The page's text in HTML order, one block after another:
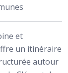
et
un itinéraire
autour